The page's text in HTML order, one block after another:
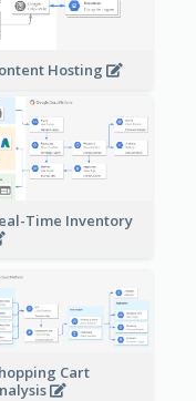
Hosting
Time Inventory
Cart